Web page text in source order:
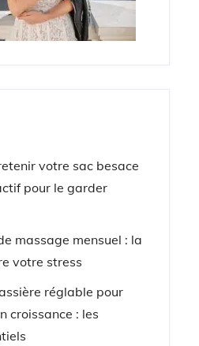
votre sac besace
pour le garder
massage mensuel : la
votre stress
réglable pour
croissance : les